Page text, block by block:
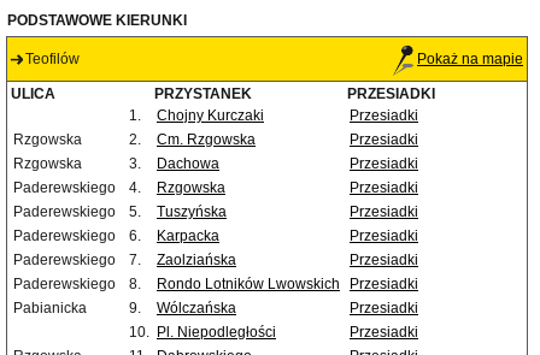
PODSTAWOWE KIERUNKI
Teofilów Pokaż na mapie
ULICA PRZYSTANEK
PRZESIADKI
1.
Chojny Kurczaki
Przesiadki
Rzgowska
2. Cm. Rzgowska
Przesiadki
Rzgowska
3. Dachowa
Przesiadki
Paderewskiego
4. Rzgowska
Przesiadki
Paderewskiego
5. Tuszyńska
Przesiadki
Paderewskiego
6. Karpacka
Przesiadki
Paderewskiego
7. Zaolziańska
Przesiadki
Paderewskiego
8. Rondo Lotników Lwowskich
Przesiadki
Pabianicka
9. Wólczańska
Przesiadki
10. Pl. Niepodległości
Przesiadki